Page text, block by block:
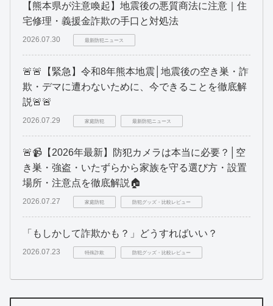
【熊本県が注意喚起】地震後の悪質商法に注意｜住
宅修理・義援金詐欺の手口と対処法
2026.07.30 最新防犯ニュース
🚨🚨【緊急】令和8年熊本地震│地震後の空き巣・詐
欺・デマに遭わないために、今できることを徹底解
説🚨🚨
2026.07.29 家庭防犯 最新防犯ニュース
🚨📹【2026年最新】防犯カメラは本当に必要？│空
き巣・強盗・いたずらから家族を守る選び方・設置
場所・注意点を徹底解説🏠
2026.07.27 家庭防犯 防犯グッズ・比較レビュー
「もしかして詐欺かも？」どうすればいい？
2026.07.23 特殊詐欺 防犯グッズ・比較レビュー